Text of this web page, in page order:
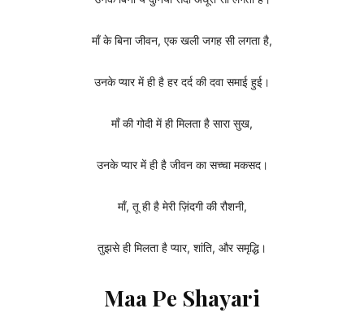
माँ के बिना जीवन, एक खली जगह सी लगता है,
उनके प्यार में ही है हर दर्द की दवा समाई हुई।
माँ की गोदी में ही मिलता है सारा सुख,
उनके प्यार में ही है जीवन का सच्चा मकसद।
माँ, तू ही है मेरी ज़िंदगी की रौशनी,
तुझसे ही मिलता है प्यार, शांति, और समृद्धि।
Maa Pe Shayari